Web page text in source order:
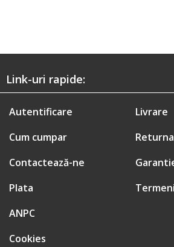
Link-uri rapide:
Autentificare
Cum cumpar
Contactează-ne
Plata
Livrare
ANPC
Cookies